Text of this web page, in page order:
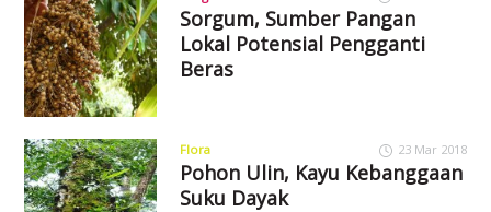
Sorgum, Sumber Pangan
Lokal Potensial Pengganti
Beras
Flora 23 Mar 2018
Pohon Ulin, Kayu Kebanggaan
Suku Dayak